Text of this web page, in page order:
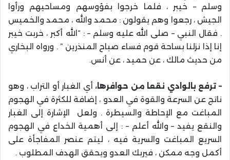
وسلم – خيبر ، فلما خرجوا بفؤوسهم ومساحيهم ورأوا
الجيش ، رجعوا وهم يقولون : محمد والله ، محمد والخميس
. فقال النبي – صلى الله عليه وسلم – : “الله أكبر ، خربت خيبر
إنا إذا نزلنا بساحة قوم فساء صباح المنذرين ” . ورواه البخاري
من حديث مالك ، عن حميد ، عن أنس.
– ترفع بالوادي نقعا من حوافرها، أي الغبار أو التراب ، وهو
ناتج عن السرعة والقوة في العدو ، إضافة للكثرة في الهجوم
المباغت مع الإحاطة والسيطرة . ولعل الإشارة إلى الغبار
والنقع يفيد – والله أعلم – : إلى أهمية الخداع في الهجوم
السريع المباغت والسرية فيه ، ليتم عنصر المفاجأة على
أكمل وجه ممكن ، فيربك العدو ويحقق الهدف المطلوب .